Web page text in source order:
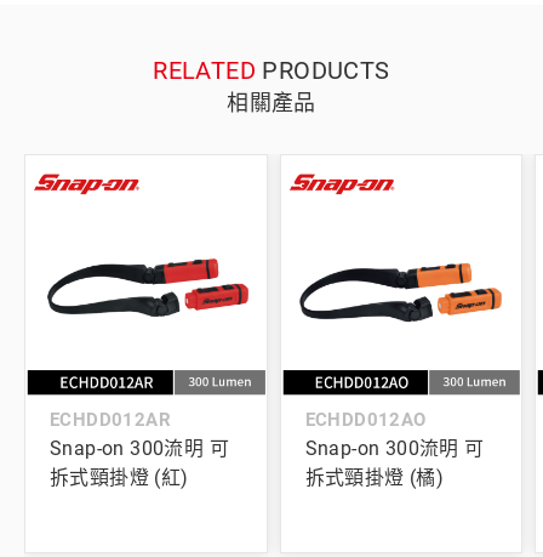
RELATED PRODUCTS
相關產品
ECHDD012AR
Snap-on 300流明 可
拆式頸掛燈 (紅)
ECHDD012AO
Snap-on 300流明 可
拆式頸掛燈 (橘)